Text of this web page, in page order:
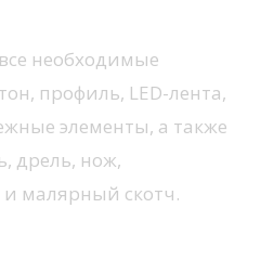
необходимые
профиль, LED-лента,
элементы, а также
дрель, нож,
и малярный скотч.